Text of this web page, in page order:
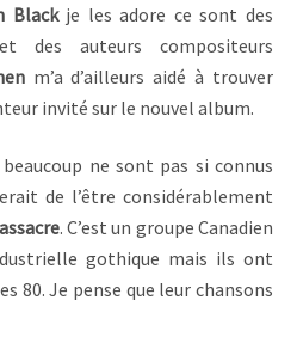
Blackje les adore ce sont des
des auteurs compositeurs
m’a d’ailleurs aidé à trouver
invité sur le nouvel album.
beaucoup ne sont pas si connus
de l’être considérablement
. C’est un groupe Canadien
gothique mais ils ont
80. Je pense que leur chansons